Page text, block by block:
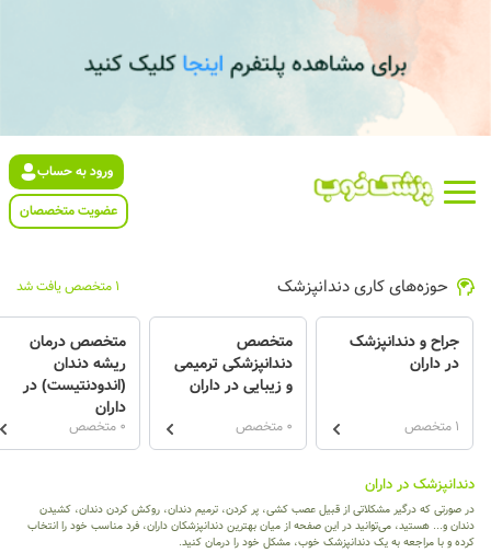
ورود به حساب
عضویت متخصصان
حوزه‌های کاری دندانپزشک 1 متخصص یافت شد
جراح و دندانپزشک
در داران
1 متخصص
متخصص
دندانپزشکی ترمیمی
و زیبایی در داران
0 متخصص
متخصص درمان
ریشه دندان
(اندودنتیست) در
داران
0 متخصص
دندانپزشک در داران
در صورتی که درگیر مشکلاتی از قبیل عصب کشی، پر کردن، ترمیم دندان، روکش کردن دندان، کشیدن
دندان و... هستید، می‌توانید در این صفحه از میان بهترین دندانپزشکان داران، فرد مناسب خود را انتخاب
کرده و با مراجعه به یک دندانپزشک خوب، مشکل خود را درمان کنید.